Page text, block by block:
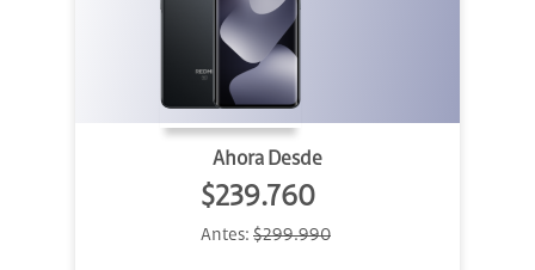
Ahora Desde
$239.760
Antes: $299.990